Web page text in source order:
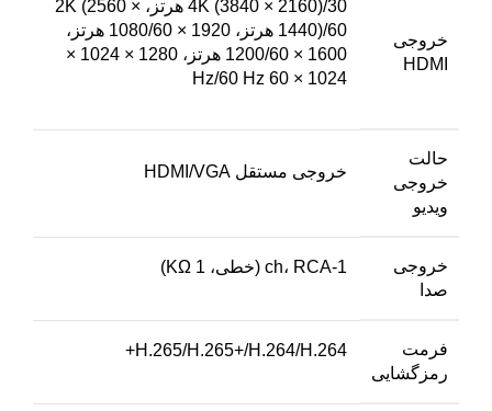
خروجی
HDMI
4K (3840 × 2160)/30 هرتز، 2K (2560 ×
1440)/60 هرتز، 1920 × 1080/60 هرتز،
1600 × 1200/60 هرتز، 1280 × 1024 ×
1024 × 60 Hz/60 Hz
حالت
خروجی
ویدیو
خروجی مستقل HDMI/VGA
خروجی
صدا
1-ch، RCA (خطی، 1 KΩ)
فرمت
رمزگشایی
H.265/H.265+/H.264/H.264+